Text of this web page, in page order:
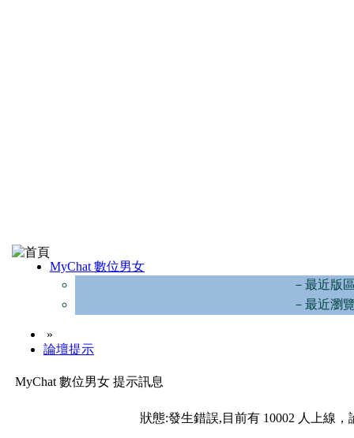
MyChat 數位男女
－最近版
－最近瀏
»
論壇提示
MyChat 數位男女 提示訊息
狀態:發生錯誤,目前有 10002 人上線